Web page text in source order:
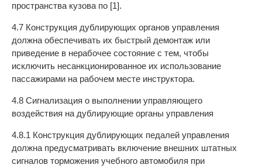
пространства кузова по [1].
4.7 Конструкция дублирующих органов управления
должна обеспечивать их быстрый демонтаж или
приведение в нерабочее состояние с тем, чтобы
исключить несанкционированное их использование
пассажирами на рабочем месте инструктора.
4.8 Сигнализация о выполнении управляющего
воздействия на дублирующие органы управления
4.8.1 Конструкция дублирующих педалей управления
должна предусматривать включение внешних штатных
сигналов торможения учебного автомобиля при